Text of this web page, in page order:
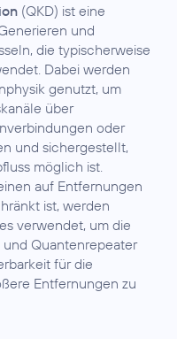
(QKD) ist eine
und
die typischerweise
Dabei werden
genutzt, um
über
oder
und sichergestellt,
möglich ist.
auf Entfernungen
ist, werden
verwendet, um die
Quantenrepeater
für die
Entfernungen zu